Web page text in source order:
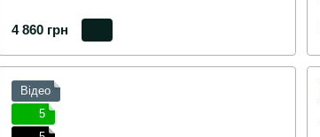
4 860 грн
Відео
5